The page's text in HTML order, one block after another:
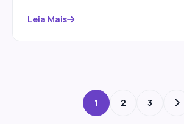
Leia Mais
1 2 3